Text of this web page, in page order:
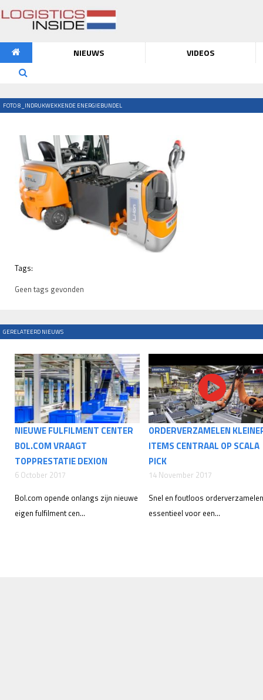
NIEUWS VIDEOS
FOTO 8_INDRUKWEKKENDE ENERGIEBUNDEL
Tags:
Geen tags gevonden
GERELATEERD NIEUWS
NIEUWE FULFILMENT CENTER
BOL.COM VRAAGT
TOPPRESTATIE DEXION
6 October 2017
Bol.com opende onlangs zijn nieuwe
eigen fulfilment cen...
ORDERVERZAMELEN
ITEMS CENTRAAL OP SCALA
PICK
14 November 2017
Snel en foutloos
essentieel voor een...